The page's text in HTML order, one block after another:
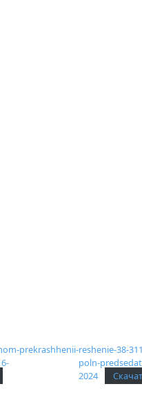
prekrashhenii-reshenie-38-
poln-
2024